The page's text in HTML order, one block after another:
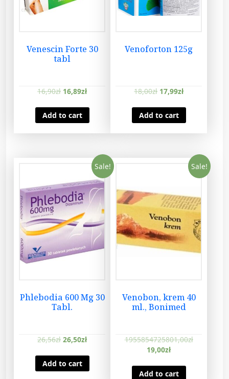
Venescin Forte 30
tabl
16,90zł 16,89zł
Add to cart
Venoforton 125g
18,00zł 17,99zł
Add to cart
Sale!
Phlebodia 600 Mg 30
Tabl.
26,56zł 26,50zł
Add to cart
Sale!
Venobon, krem 40
ml., Bonimed
1955854725801,00zł
19,00zł
Add to cart